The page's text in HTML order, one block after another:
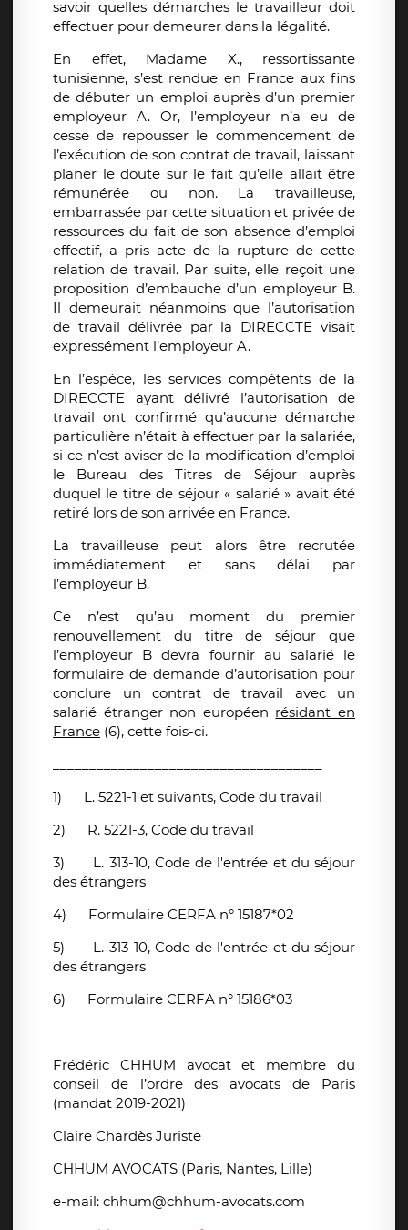
savoir quelles démarches le travailleur doit
effectuer pour demeurer dans la légalité.
En effet, Madame X., ressortissante
tunisienne, s’est rendue en France aux fins
de débuter un emploi auprès d’un premier
employeur A. Or, l’employeur n’a eu de
cesse de repousser le commencement de
l’exécution de son contrat de travail, laissant
planer le doute sur le fait qu’elle allait être
rémunérée ou non. La travailleuse,
embarrassée par cette situation et privée de
ressources du fait de son absence d’emploi
effectif, a pris acte de la rupture de cette
relation de travail. Par suite, elle reçoit une
proposition d’embauche d’un employeur B.
Il demeurait néanmoins que l’autorisation
de travail délivrée par la DIRECCTE visait
expressément l’employeur A.
En l’espèce, les services compétents de la
DIRECCTE ayant délivré l’autorisation de
travail ont confirmé qu’aucune démarche
particulière n’était à effectuer par la salariée,
si ce n’est aviser de la modification d’emploi
le Bureau des Titres de Séjour auprès
duquel le titre de séjour « salarié » avait été
retiré lors de son arrivée en France.
La travailleuse peut alors être recrutée
immédiatement et sans délai par
l’employeur B.
Ce n’est qu’au moment du premier
renouvellement du titre de séjour que
l’employeur B devra fournir au salarié le
formulaire de demande d’autorisation pour
conclure un contrat de travail avec un
salarié étranger non européen résidant en
France (6), cette fois-ci.
1)
L. 5221-1 et suivants, Code du travail
2)
R. 5221-3, Code du travail
3)
L. 313-10, Code de l'entrée et du séjour
des étrangers
4)
Formulaire CERFA n° 15187*02
5)
L. 313-10, Code de l'entrée et du séjour
des étrangers
6)
Formulaire CERFA n° 15186*03
Frédéric CHHUM avocat et membre du
conseil de l’ordre des avocats de Paris
(mandat 2019-2021)
Claire Chardès Juriste
CHHUM AVOCATS (Paris, Nantes, Lille)
e-mail: chhum@chhum-avocats.com